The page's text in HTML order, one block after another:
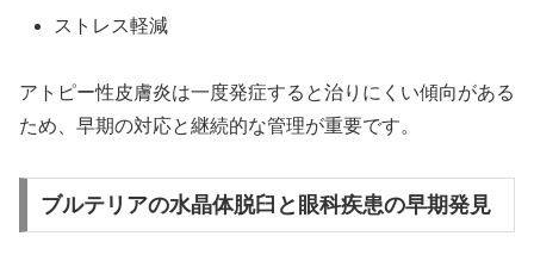
ストレス軽減
アトピー性皮膚炎は一度発症すると治りにくい傾向がある
ため、早期の対応と継続的な管理が重要です。
ブルテリアの水晶体脱臼と眼科疾患の早期発見